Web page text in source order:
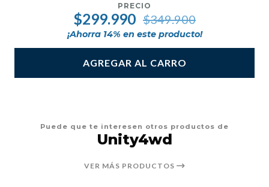
PRECIO
$299.990 $349.900
¡Ahorra 14% en este producto!
AGREGAR AL CARRO
Puede que te interesen otros productos de
Unity4wd
VER MÁS PRODUCTOS